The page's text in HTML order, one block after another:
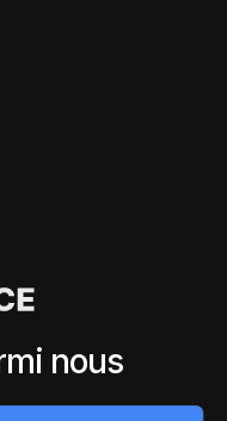
nous